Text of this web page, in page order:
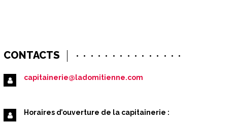
CONTACTS
capitainerie@ladomitienne.com
Horaires d’ouverture de la capitainerie :